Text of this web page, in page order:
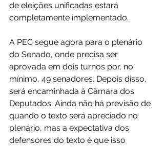
de eleições unificadas estará
completamente implementado.
A PEC segue agora para o plenário
do Senado, onde precisa ser
aprovada em dois turnos por, no
mínimo, 49 senadores. Depois disso,
será encaminhada à Câmara dos
Deputados. Ainda não há previsão de
quando o texto será apreciado no
plenário, mas a expectativa dos
defensores do texto é que isso